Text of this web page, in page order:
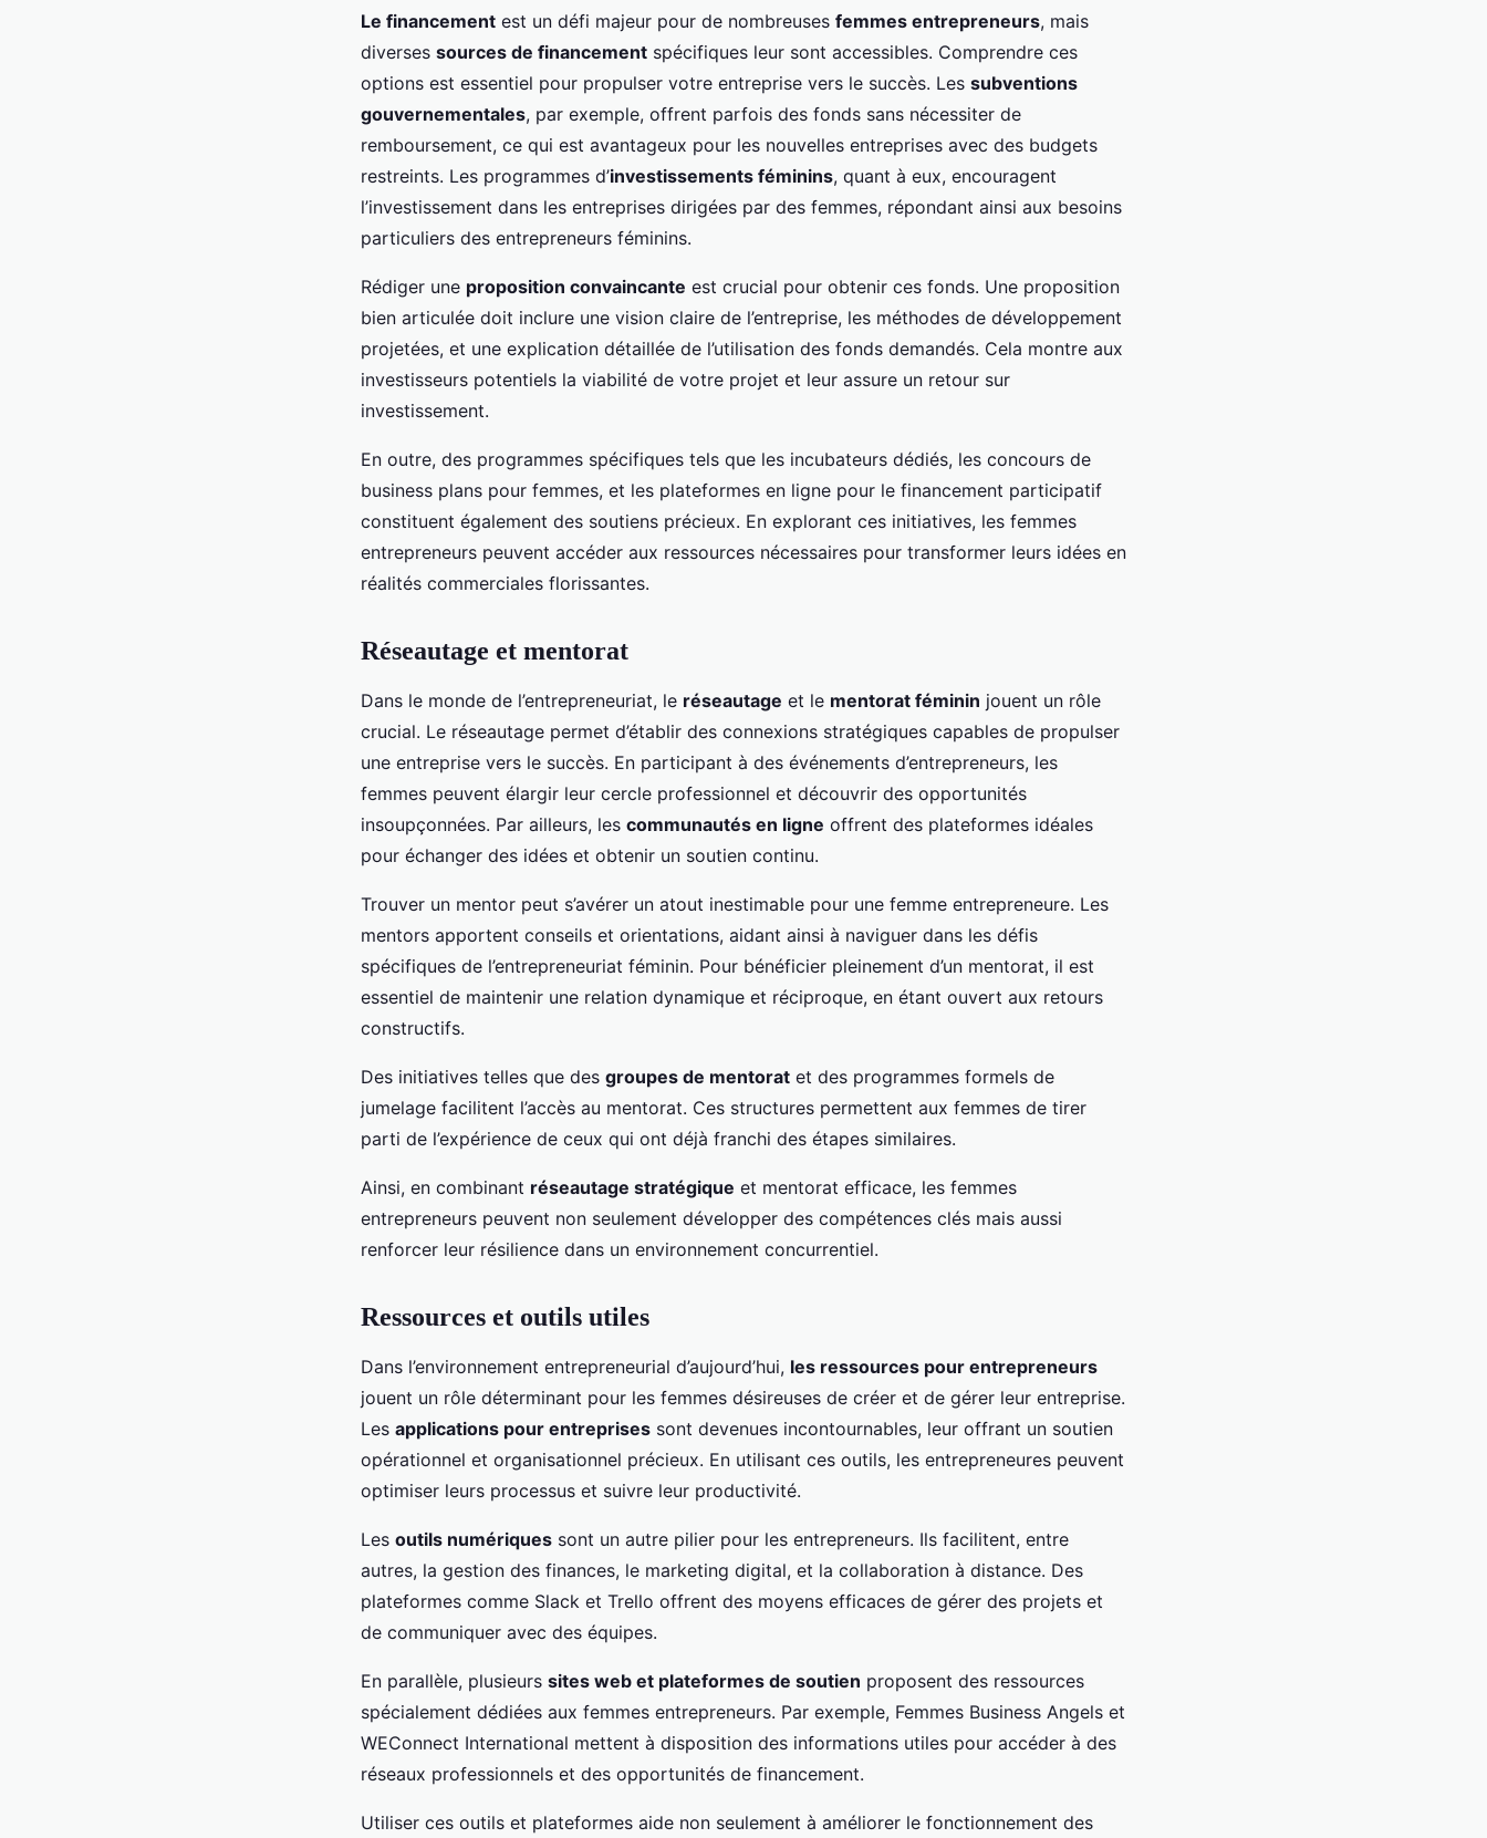
Le financement est un défi majeur pour de nombreuses femmes entrepreneurs, mais
diverses sources de financement spécifiques leur sont accessibles. Comprendre ces
options est essentiel pour propulser votre entreprise vers le succès. Les subventions
gouvernementales, par exemple, offrent parfois des fonds sans nécessiter de
remboursement, ce qui est avantageux pour les nouvelles entreprises avec des budgets
restreints. Les programmes d’investissements féminins, quant à eux, encouragent
l’investissement dans les entreprises dirigées par des femmes, répondant ainsi aux besoins
particuliers des entrepreneurs féminins.
Rédiger une proposition convaincante est crucial pour obtenir ces fonds. Une proposition
bien articulée doit inclure une vision claire de l’entreprise, les méthodes de développement
projetées, et une explication détaillée de l’utilisation des fonds demandés. Cela montre aux
investisseurs potentiels la viabilité de votre projet et leur assure un retour sur
investissement.
En outre, des programmes spécifiques tels que les incubateurs dédiés, les concours de
business plans pour femmes, et les plateformes en ligne pour le financement participatif
constituent également des soutiens précieux. En explorant ces initiatives, les femmes
entrepreneurs peuvent accéder aux ressources nécessaires pour transformer leurs idées en
réalités commerciales florissantes.
Réseautage et mentorat
Dans le monde de l’entrepreneuriat, le réseautage et le mentorat féminin jouent un rôle
crucial. Le réseautage permet d’établir des connexions stratégiques capables de propulser
une entreprise vers le succès. En participant à des événements d’entrepreneurs, les
femmes peuvent élargir leur cercle professionnel et découvrir des opportunités
insoupçonnées. Par ailleurs, les communautés en ligne offrent des plateformes idéales
pour échanger des idées et obtenir un soutien continu.
Trouver un mentor peut s’avérer un atout inestimable pour une femme entrepreneure. Les
mentors apportent conseils et orientations, aidant ainsi à naviguer dans les défis
spécifiques de l’entrepreneuriat féminin. Pour bénéficier pleinement d’un mentorat, il est
essentiel de maintenir une relation dynamique et réciproque, en étant ouvert aux retours
constructifs.
Des initiatives telles que des groupes de mentorat et des programmes formels de
jumelage facilitent l’accès au mentorat. Ces structures permettent aux femmes de tirer
parti de l’expérience de ceux qui ont déjà franchi des étapes similaires.
Ainsi, en combinant réseautage stratégique et mentorat efficace, les femmes
entrepreneurs peuvent non seulement développer des compétences clés mais aussi
renforcer leur résilience dans un environnement concurrentiel.
Ressources et outils utiles
Dans l’environnement entrepreneurial d’aujourd’hui, les ressources pour entrepreneurs
jouent un rôle déterminant pour les femmes désireuses de créer et de gérer leur entreprise.
Les applications pour entreprises sont devenues incontournables, leur offrant un soutien
opérationnel et organisationnel précieux. En utilisant ces outils, les entrepreneures peuvent
optimiser leurs processus et suivre leur productivité.
Les outils numériques sont un autre pilier pour les entrepreneurs. Ils facilitent, entre
autres, la gestion des finances, le marketing digital, et la collaboration à distance. Des
plateformes comme Slack et Trello offrent des moyens efficaces de gérer des projets et
de communiquer avec des équipes.
En parallèle, plusieurs sites web et plateformes de soutien proposent des ressources
spécialement dédiées aux femmes entrepreneurs. Par exemple, Femmes Business Angels et
WEConnect International mettent à disposition des informations utiles pour accéder à des
réseaux professionnels et des opportunités de financement.
Utiliser ces outils et plateformes aide non seulement à améliorer le fonctionnement des